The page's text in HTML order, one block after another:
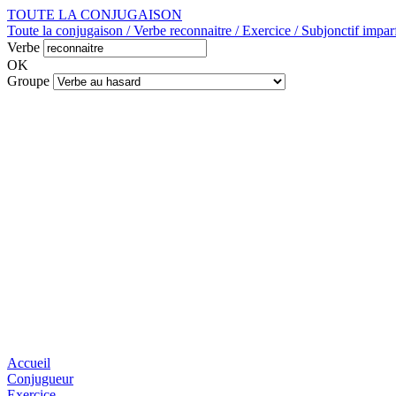
TOUTE LA CONJUGAISON
Toute la conjugaison / Verbe reconnaitre / Exercice / Subjonctif
Verbe
OK
Groupe
Accueil
Conjugueur